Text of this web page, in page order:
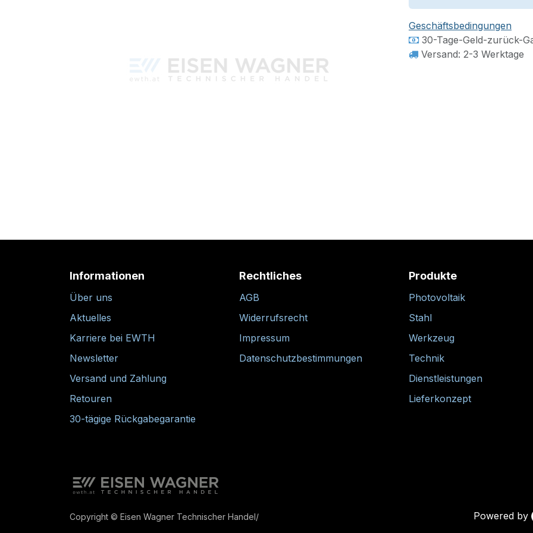
Geschäftsbedingungen
30-Tage-Geld-zurück-
Versand: 2-3 Werktage
Informationen
Über uns
Aktuelles
Karriere bei EWTH
Newsletter
Versand und Zahlung
Retouren
30-tägige Rückgabegarantie
Rechtliches
AGB
Widerrufsrecht
Impressum
Datenschutzbestimmungen
Produkte
Photovoltaik
Stahl
Werkzeug
Technik
Dienstleistungen
Lieferkonzept
Copyright © Eisen Wagner Technischer Handel/ Powered by